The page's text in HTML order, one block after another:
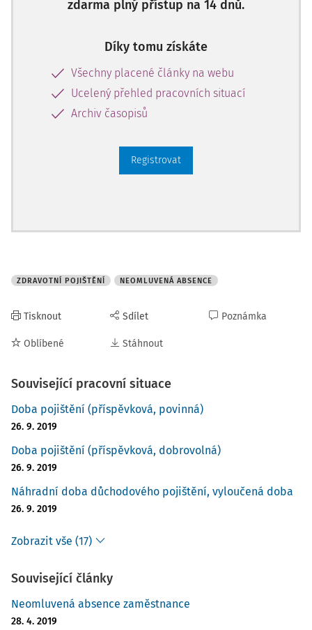
zdarma plný přístup na 14 dnů.
Díky tomu získáte
Všechny placené články na webu
Ucelený přehled pracovních situací
Archiv časopisů
Registrovat
ZDRAVOTNÍ POJIŠTĚNÍ NEOMLUVENÁ ABSENCE
Tisknout
Oblíbené
Sdílet
Stáhnout
Poznámka
Související pracovní situace
Doba pojištění (příspěvková, povinná)
26. 9. 2019
Doba pojištění (příspěvková, dobrovolná)
26. 9. 2019
Náhradní doba důchodového pojištění, vyloučená doba
26. 9. 2019
Zobrazit vše (17)
Související články
Neomluvená absence zaměstnance
28. 4. 2019